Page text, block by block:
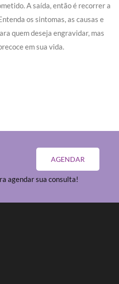
A saída, então é recorrer a
os sintomas, as causas e
quem deseja engravidar, mas
em sua vida.
AGENDAR
agendar sua consulta!